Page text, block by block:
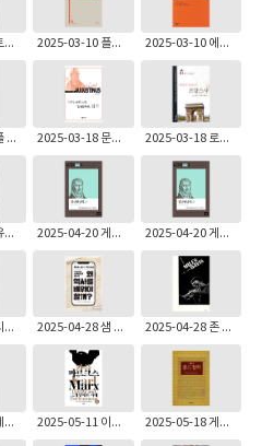
2025-03-03 토머스 페인: 상식, 인권 2025-03-10 플로티누스: 아름다움에 관하여 2025-03-10 에른스트 카시러: 르네상스 철학에서의 개체와 우주
2025-03-18 폴 틸리히: 19-20세기 프로테스탄트 사상사 2025-03-18 문시영: 아우구스티누스의 삼위일체론 읽기 2025-03-18 로저 프라이스: 혁명과 반동의 프랑스사
2025-04-11 유안: 회남자(하) 2025-04-20 게오르그 빌헬름 프리드리히 헤겔: 정신현상학 1 2025-04-20 게오르그 빌헬름 프리드리히 헤겔: 정신현상학 2
2025-04-28 시모다 마사히로 외: 지혜·세계·언어 - 대승불전 I | 시리즈 대승불교 4 2025-04-28 샘 와인버그: 왜 역사를 배워야 할까? 2025-04-28 존 스웨드: 마일즈 데이비스
2025-05-11 에밀리 S. 로젠버그: 하버드-C.H.베크 세계사 : 1870~1945 2025-05-11 이사야 벌린: 카를 마르크스 2025-05-18 게오르그 빌헬름 프리드리히 헤겔: 종교철학